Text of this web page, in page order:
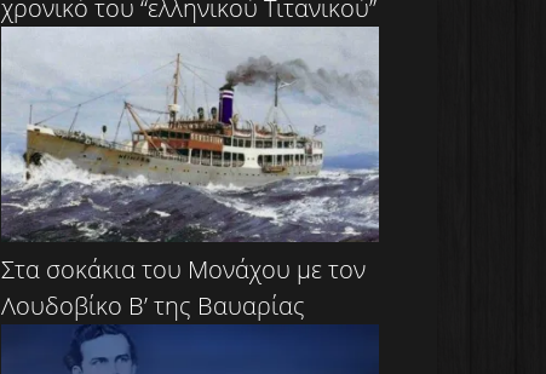
χρονικό του “ελληνικού Τιτανικού”
Στα σοκάκια του Μονάχου με τον
Λουδοβίκο Β’ της Βαυαρίας